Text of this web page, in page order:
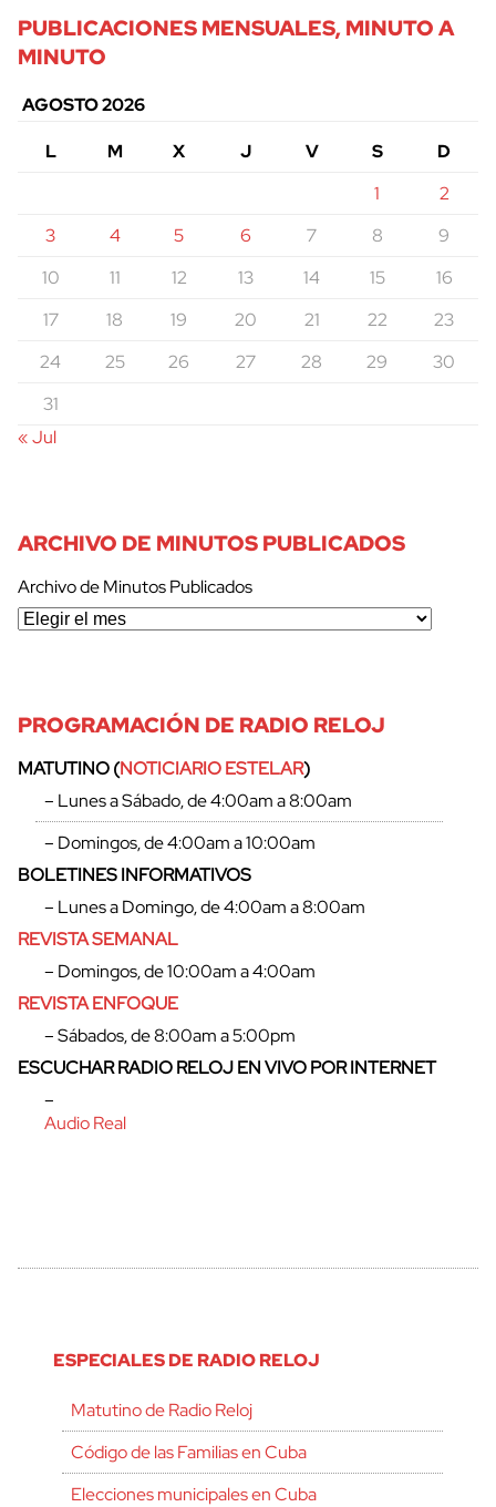
cerrar
PUBLICACIONES MENSUALES, MINUTO A
MINUTO
AGOSTO 2026
L
M X J V S
D
1
2
3
4 5 6 7 8
9
10
11 12 13 14 15
16
17
18 19 20 21 22
23
24
25 26 27 28 29
30
31
« Jul
ARCHIVO DE MINUTOS PUBLICADOS
Archivo de Minutos Publicados
PROGRAMACIÓN DE RADIO RELOJ
MATUTINO (NOTICIARIO ESTELAR)
– Lunes a Sábado, de 4:00am a 8:00am
– Domingos, de 4:00am a 10:00am
BOLETINES INFORMATIVOS
– Lunes a Domingo, de 4:00am a 8:00am
REVISTA SEMANAL
– Domingos, de 10:00am a 4:00am
REVISTA ENFOQUE
– Sábados, de 8:00am a 5:00pm
ESCUCHAR RADIO RELOJ EN VIVO POR INTERNET
–
Audio Real
ESPECIALES DE RADIO RELOJ
Matutino de Radio Reloj
Código de las Familias en Cuba
Elecciones municipales en Cuba